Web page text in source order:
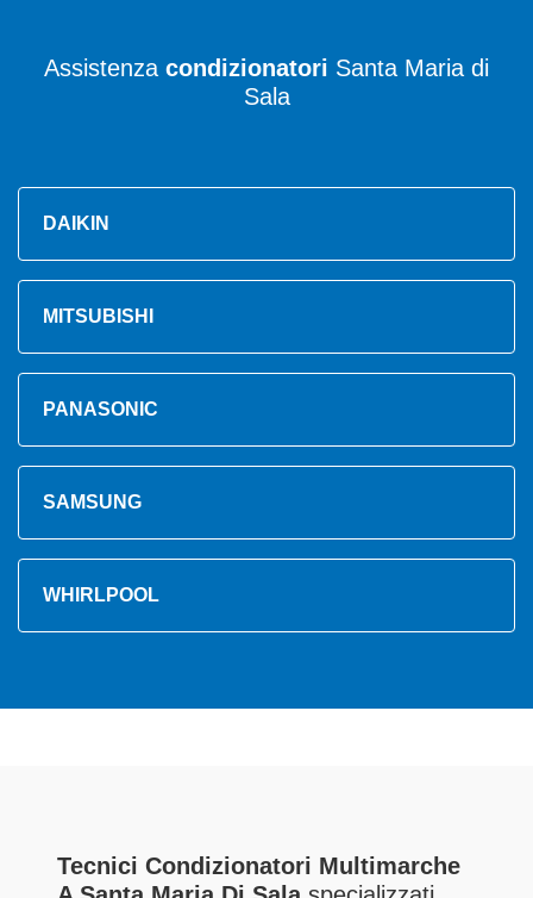
Assistenza condizionatori Santa Maria di
Sala
DAIKIN
MITSUBISHI
PANASONIC
SAMSUNG
WHIRLPOOL
Tecnici Condizionatori Multimarche